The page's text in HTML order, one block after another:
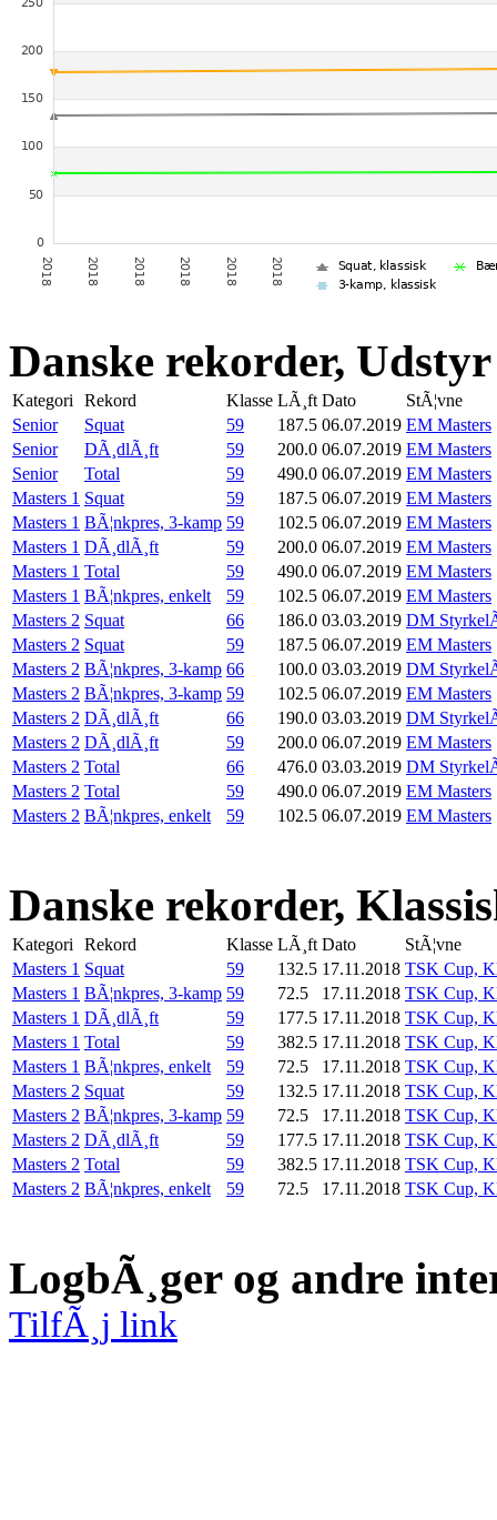
Danske rekorder, Udstyr
Kategori Rekord Klasse LÃ¸ft Dato
StÃ¦vne
Senior
Squat 59 187.5 06.07.2019 EM Masters
Senior
DÃ¸dlÃ¸ft 59 200.0 06.07.2019 EM Masters
Senior
Total 59 490.0 06.07.2019 EM Masters
Masters 1 Squat 59 187.5 06.07.2019 EM Masters
Masters 1 BÃ¦nkpres, 3-kamp 59 102.5 06.07.2019 EM Masters
Masters 1 DÃ¸dlÃ¸ft 59 200.0 06.07.2019 EM Masters
Masters 1 Total 59 490.0 06.07.2019 EM Masters
Masters 1 BÃ¦nkpres, enkelt 59 102.5 06.07.2019 EM Masters
Masters 2 Squat 66 186.0 03.03.2019 DM
Masters 2 Squat 59 187.5 06.07.2019 EM Masters
Masters 2 BÃ¦nkpres, 3-kamp 66 100.0 03.03.2019 DM
Masters 2 BÃ¦nkpres, 3-kamp 59 102.5 06.07.2019 EM Masters
Masters 2 DÃ¸dlÃ¸ft 66 190.0 03.03.2019 DM
Masters 2 DÃ¸dlÃ¸ft 59 200.0 06.07.2019 EM Masters
Masters 2 Total 66 476.0 03.03.2019 DM
Masters 2 Total 59 490.0 06.07.2019 EM Masters
Masters 2 BÃ¦nkpres, enkelt 59 102.5 06.07.2019 EM Masters
Danske rekorder,
Kategori Rekord Klasse LÃ¸ft Dato
StÃ¦vne
Masters 1 Squat 59 132.5 17.11.2018 TSK Cup,
Masters 1 BÃ¦nkpres, 3-kamp 59 72.5 17.11.2018 TSK Cup,
Masters 1 DÃ¸dlÃ¸ft 59 177.5 17.11.2018 TSK Cup,
Masters 1 Total 59 382.5 17.11.2018 TSK Cup,
Masters 1 BÃ¦nkpres, enkelt 59 72.5 17.11.2018 TSK Cup,
Masters 2 Squat 59 132.5 17.11.2018 TSK Cup,
Masters 2 BÃ¦nkpres, 3-kamp 59 72.5 17.11.2018 TSK Cup,
Masters 2 DÃ¸dlÃ¸ft 59 177.5 17.11.2018 TSK Cup,
Masters 2 Total 59 382.5 17.11.2018 TSK Cup,
Masters 2 BÃ¦nkpres, enkelt 59 72.5 17.11.2018 TSK Cup,
LogbÃ¸ger og andre
TilfÃ¸j link